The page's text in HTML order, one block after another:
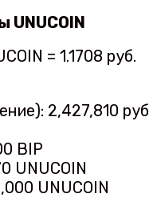
UNUCOIN
= 1.1708 руб.
2,427,810 руб
BIP
UNUCOIN
UNUCOIN